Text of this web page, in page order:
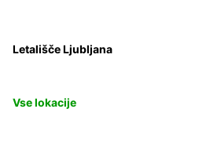
Letališče Ljubljana
Vse lokacije